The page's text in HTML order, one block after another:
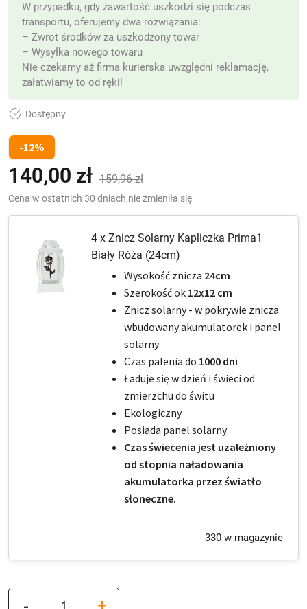
Pierwotna
cena
159,96 zł.
140,00 zł
Aktualna
cena
140,00 zł.
(z VAT)
Cena w ostatnich 30 dniach nie zmieniła się
-12%
Dostępny
W przypadku, gdy zawartość uszkodzi się podczas
transportu, oferujemy dwa rozwiązania:
– Zwrot środków za uszkodzony towar
– Wysyłka nowego towaru
Nie czekamy aż firma kurierska uwzględni reklamację,
załatwiamy to od ręki!
4 x Znicz Solarny Kapliczka Prima1
Biały Róża (24cm)
Wysokość znicza 24cm
Szerokość ok 12x12 cm
Znicz solarny - w pokrywie znicza
wbudowany akumulatorek i panel
solarny
Czas palenia do 1000 dni
Ładuje się w dzień i świeci od
zmierzchu do świtu
Ekologiczny
Posiada panel solarny
Czas świecenia jest uzależniony
od stopnia naładowania
akumulatorka przez światło
słoneczne.
330 w magazynie